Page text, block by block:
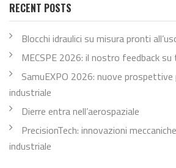
RECENT POSTS
Blocchi idraulici su misura pronti
MECSPE 2026: il nostro feedback
SamuEXPO 2026: nuove prospettive
industriale
Dierre entra nell’aerospaziale
PrecisionTech: innovazioni
industriale